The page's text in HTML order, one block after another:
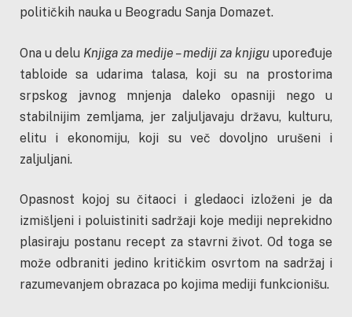
političkih nauka u Beogradu Sanja Domazet.
Ona u delu Knjiga za medije – mediji za knjigu upoređuje
tabloide sa udarima talasa, koji su na prostorima
srpskog javnog mnjenja daleko opasniji nego u
stabilnijim zemljama, jer zaljuljavaju državu, kulturu,
elitu i ekonomiju, koji su več dovoljno urušeni i
zaljuljani.
Opasnost kojoj su čitaoci i gledaoci izloženi je da
izmišljeni i poluistiniti sadržaji koje mediji neprekidno
plasiraju postanu recept za stavrni život. Od toga se
može odbraniti jedino kritičkim osvrtom na sadržaj i
razumevanjem obrazaca po kojima mediji funkcionišu.